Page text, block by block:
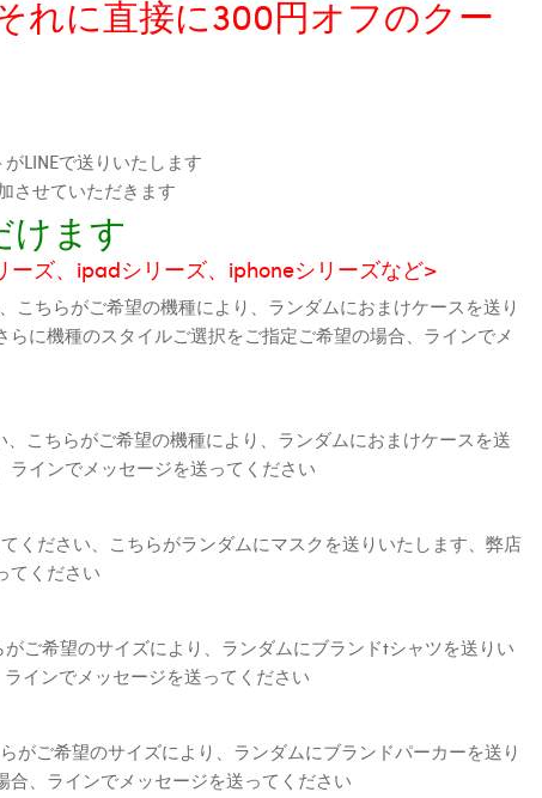
れに直接に300円オフのクー
LINEで送りいたします
させていただきます
けます
ズ、ipadシリーズ、iphoneシリーズなど>
ちらがご希望の機種により、ランダムにおまけケースを送り
に機種のスタイルご選択をご指定ご希望の場合、ラインでメ
こちらがご希望の機種により、ランダムにおまけケースを送
インでメッセージを送ってください
ください、こちらがランダムにマスクを送りいたします、弊店
てください
ご希望のサイズにより、ランダムにブランドtシャツを送りい
インでメッセージを送ってください
ご希望のサイズにより、ランダムにブランドパーカーを送り
、ラインでメッセージを送ってください